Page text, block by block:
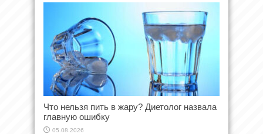
Что нельзя пить в жару? Диетолог назвала
главную ошибку
05.08.2026